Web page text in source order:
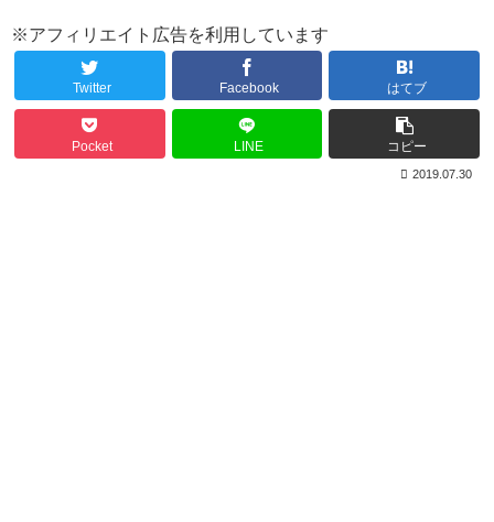
※アフィリエイト広告を利用しています
Twitter Facebook はてブ
Pocket LINE コピー
2019.07.30